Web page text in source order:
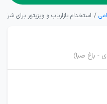
استخدام بازاریاب و ویزیتور برای